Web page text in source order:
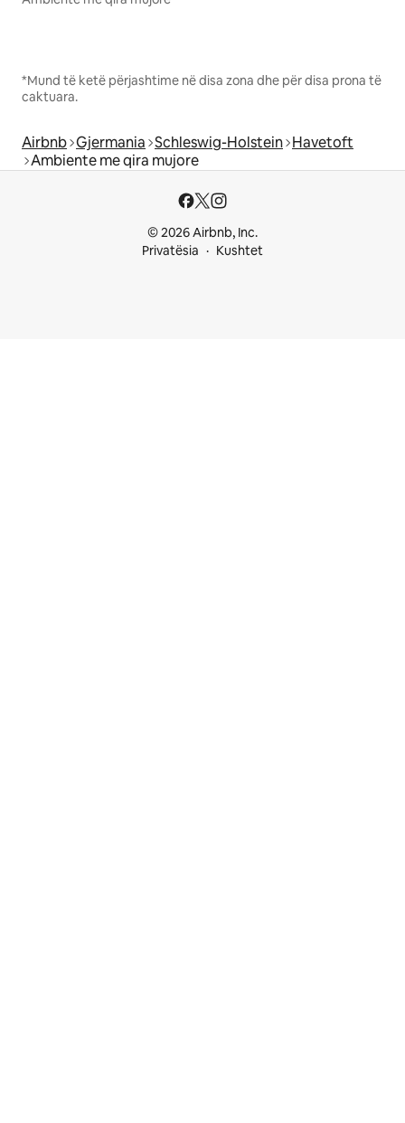
*Mund të ketë përjashtime në disa zona dhe për disa prona të
caktuara.
Airbnb Gjermania Schleswig-Holstein Havetoft
Ambiente me qira mujore
© 2026 Airbnb, Inc.
Privatësia
Kushtet